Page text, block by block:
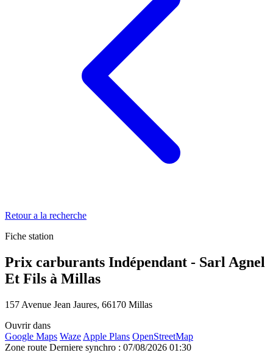
Retour a la recherche
Fiche station
Prix carburants Indépendant - Sarl Agnel
Et Fils à Millas
157 Avenue Jean Jaures, 66170 Millas
Ouvrir dans
Google Maps Waze Apple Plans OpenStreetMap
Zone route Derniere synchro : 07/08/2026 01:30